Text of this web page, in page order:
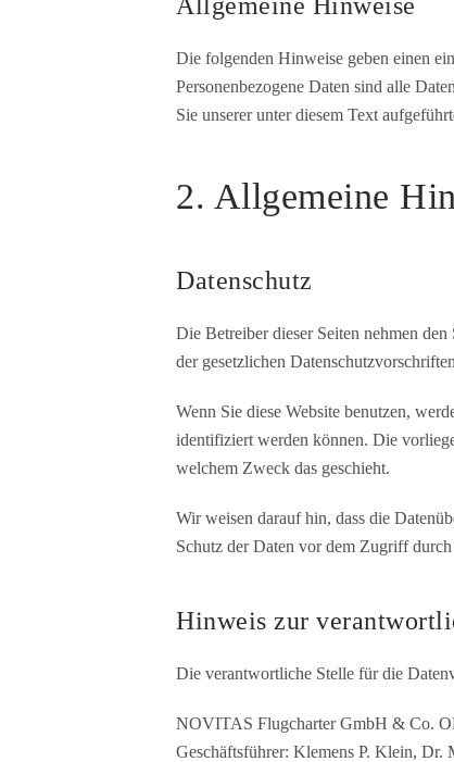
Die folgenden Hinweise geben einen
Personenbezogene Daten sind alle
Sie unserer unter diesem Text
2. Allgemeine
Datenschutz
Die Betreiber dieser Seiten nehmen
der gesetzlichen
Wenn Sie diese Website benutzen,
identifiziert werden können. Die
welchem Zweck das geschieht.
Wir weisen darauf hin, dass die
Schutz der Daten vor dem Zugriff
Hinweis zur
Die verantwortliche Stelle für die
NOVITAS Flugcharter GmbH & Co.
Geschäftsführer: Klemens P. Klein, Dr.